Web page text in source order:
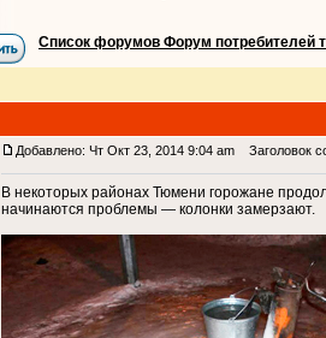
Список форумов Форум потребителей
Добавлено: Чт Окт 23, 2014 9:04 am Заголовок
В некоторых районах Тюмени горожане
начинаются проблемы — колонки замерзают.